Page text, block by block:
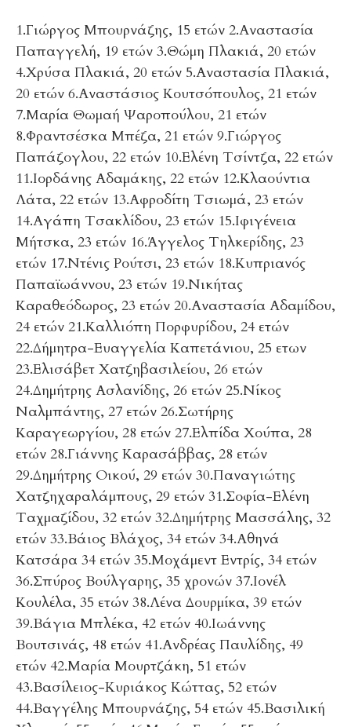
1.Γιώργος Μπουρνάζης, 15 ετών 2.Αναστασία
Παπαγγελή, 19 ετών 3.Θώμη Πλακιά, 20 ετών
4.Χρύσα Πλακιά, 20 ετών 5.Αναστασία Πλακιά,
20 ετών 6.Αναστάσιος Κουτσόπουλος, 21 ετών
7.Μαρία Θωμαή Ψαροπούλου, 21 ετών
8.Φραντσέσκα Μπέζα, 21 ετών 9.Γιώργος
Παπάζογλου, 22 ετών 10.Ελένη Τσίντζα, 22 ετών
11.Ιορδάνης Αδαμάκης, 22 ετών 12.Κλαούντια
Λάτα, 22 ετών 13.Αφροδίτη Τσιωμά, 23 ετών
14.Αγάπη Τσακλίδου, 23 ετών 15.Ιφιγένεια
Μήτσκα, 23 ετών 16.Άγγελος Τηλκερίδης, 23
ετών 17.Ντένις Ρούτσι, 23 ετών 18.Κυπριανός
Παπαϊωάννου, 23 ετών 19.Νικήτας
Καραθεόδωρος, 23 ετών 20.Αναστασία Αδαμίδου,
24 ετών 21.Καλλιόπη Πορφυρίδου, 24 ετών
22.Δήμητρα-Ευαγγελία Καπετάνιου, 25 ετων
23.Ελισάβετ Χατζηβασιλείου, 26 ετών
24.Δημήτρης Ασλανίδης, 26 ετών 25.Νίκος
Ναλμπάντης, 27 ετών 26.Σωτήρης
Καραγεωργίου, 28 ετών 27.Ελπίδα Χούπα, 28
ετών 28.Γιάννης Καρασάββας, 28 ετών
29.Δημήτρης Οικού, 29 ετών 30.Παναγιώτης
Χατζηχαραλάμπους, 29 ετών 31.Σοφία-Ελένη
Ταχμαζίδου, 32 ετών 32.Δημήτρης Μασσάλης, 32
ετών 33.Βάιος Βλάχος, 34 ετών 34.Αθηνά
Κατσάρα 34 ετών 35.Μοχάμεντ Εντρίς, 34 ετών
36.Σπύρος Βούλγαρης, 35 χρονών 37.Ιονέλ
Κουλέλα, 35 ετών 38.Λένα Δουρμίκα, 39 ετών
39.Βάγια Μπλέκα, 42 ετών 40.Ιωάννης
Βουτσινάς, 48 ετών 41.Ανδρέας Παυλίδης, 49
ετών 42.Μαρία Μουρτζάκη, 51 ετών
43.Βασίλειος-Κυριάκος Κώττας, 52 ετών
44.Βαγγέλης Μπουρνάζης, 54 ετών 45.Βασιλική